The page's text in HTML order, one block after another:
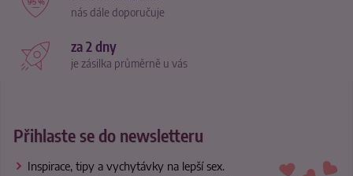
nás dále doporučuje
za 2 dny
je zásilka průměrně u vás
Přihlaste se do newsletteru
Inspirace, tipy a vychytávky na lepší sex.